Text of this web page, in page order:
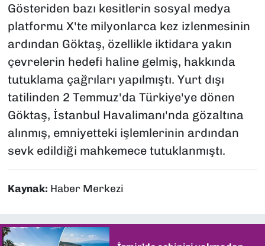
Gösteriden bazı kesitlerin sosyal medya
platformu X'te milyonlarca kez izlenmesinin
ardından Göktaş, özellikle iktidara yakın
çevrelerin hedefi haline gelmiş, hakkında
tutuklama çağrıları yapılmıştı. Yurt dışı
tatilinden 2 Temmuz'da Türkiye'ye dönen
Göktaş, İstanbul Havalimanı'nda gözaltına
alınmış, emniyetteki işlemlerinin ardından
sevk edildiği mahkemece tutuklanmıştı.
Kaynak: Haber Merkezi